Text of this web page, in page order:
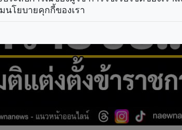
โยบายคุกกี้ของเรา